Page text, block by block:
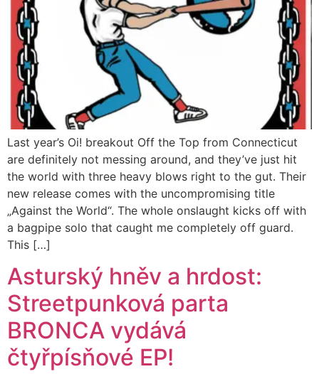
Last year’s Oi! breakout Off the Top from Connecticut
are definitely not messing around, and they’ve just hit
the world with three heavy blows right to the gut. Their
new release comes with the uncompromising title
„Against the World“. The whole onslaught kicks off with
a bagpipe solo that caught me completely off guard.
This […]
Asturský hněv a hrdost:
Streetpunková parta
BRONCA vydává
čtyřpísňové EP!